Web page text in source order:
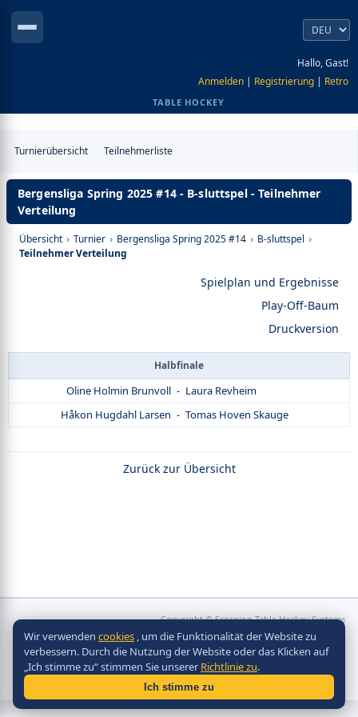
Hallo, Gast!
Anmelden | Registrierung | Retro
TABLE HOCKEY
Turnierübersicht Teilnehmerliste
Bergensliga Spring 2025 #14 - B-sluttspel - Teilnehmer
Verteilung
Übersicht › Turnier › Bergensliga Spring 2025 #14 › B-sluttspel ›
Teilnehmer Verteilung
Spielplan und Ergebnisse
Play-Off-Baum
Druckversion
Halbfinale
Oline Holmin Brunvoll - Laura Revheim
Håkon Hugdahl Larsen - Tomas Hoven Skauge
Zurück zur Übersicht
Copyright © Scorpion Table Hockey Systems
2010 - 2026
Разработка сайта -Site in TOP
Wir verwenden cookies , um die Funktionalität der Website zu
verbessern. Durch die Nutzung der Website oder das Klicken auf
„Ich stimme zu“ stimmen Sie unserer Richtlinie zu.
Ich stimme zu